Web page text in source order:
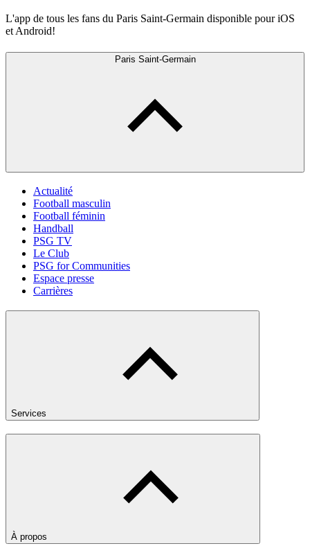
L'app de tous les fans du Paris Saint-Germain disponible pour iOS
et Android!
Paris Saint-Germain
Actualité
Football masculin
Football féminin
Handball
PSG TV
Le Club
PSG for Communities
Espace presse
Carrières
Services
À propos